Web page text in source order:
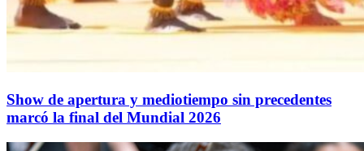
Show de apertura y mediotiempo sin precedentes
marcó la final del Mundial 2026